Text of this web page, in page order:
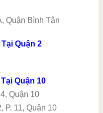
Quận Bình Tân
Quận 2
Quận 10
Quận 10
P. 11, Quận 10